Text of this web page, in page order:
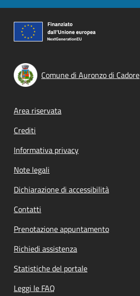
Comune di Auronzo di Cadore
Footer menu
Area riservata
Crediti
Informativa privacy
Note legali
Dichiarazione di accessibilità
Contatti
Prenotazione appuntamento
Richiedi assistenza
Statistiche del portale
Leggi le FAQ